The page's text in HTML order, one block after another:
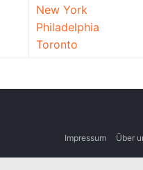
New York
Philadelphia
Toronto
Impressum Über